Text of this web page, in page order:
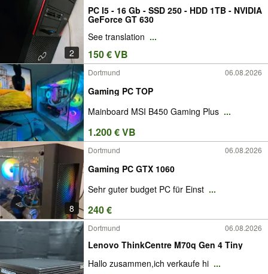
2
PC I5 - 16 Gb - SSD 250 - HDD 1TB - NVIDIA
GeForce GT 630
See translation ...
150 € VB
Dortmund 06.08.2026
Gaming PC TOP
Mainboard MSI B450 Gaming Plus ...
1.200 € VB
8
Dortmund 06.08.2026
Gaming PC GTX 1060
Sehr guter budget PC für Einst ...
240 €
Dortmund 06.08.2026
Lenovo ThinkCentre M70q Gen 4 Tiny
Hallo zusammen,ich verkaufe hi ...